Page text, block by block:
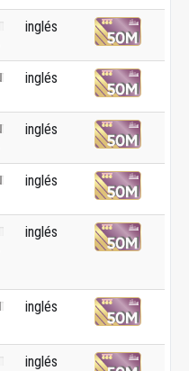
inglés
inglés
inglés
inglés
inglés
inglés
inglés